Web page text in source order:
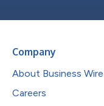
Company
About Business Wire
Careers